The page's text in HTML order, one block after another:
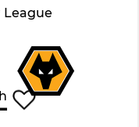
League